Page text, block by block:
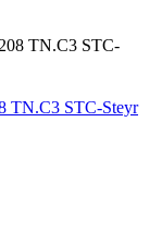
TN.C3 STC-Steyr